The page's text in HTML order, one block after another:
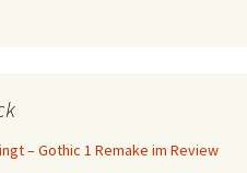
– Gothic 1 Remake im Review